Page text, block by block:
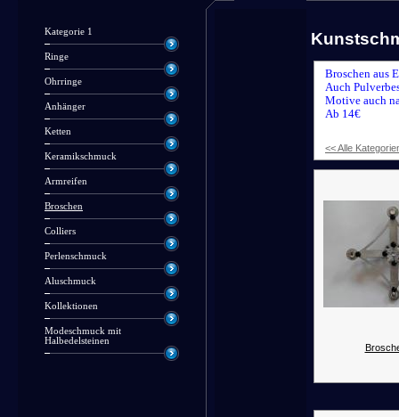
Kategorie 1
Ringe
Ohrringe
Anhänger
Ketten
Keramikschmuck
Armreifen
Broschen
Colliers
Perlenschmuck
Aluschmuck
Kollektionen
Modeschmuck mit
Halbedelsteinen
Broschen aus
Auch
Motive auch
Ab 14€
<< Alle